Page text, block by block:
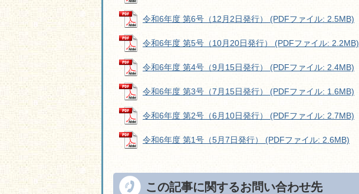
令和6年度 第6号（12月2日発行） (PDFファイル: 2.5MB)
令和6年度 第5号（10月20日発行） (PDFファイル: 2.2MB)
令和6年度 第4号（9月15日発行） (PDFファイル: 2.4MB)
令和6年度 第3号（7月15日発行） (PDFファイル: 1.6MB)
令和6年度 第2号（6月10日発行） (PDFファイル: 2.7MB)
令和6年度 第1号（5月7日発行） (PDFファイル: 2.6MB)
この記事に関するお問い合わせ先